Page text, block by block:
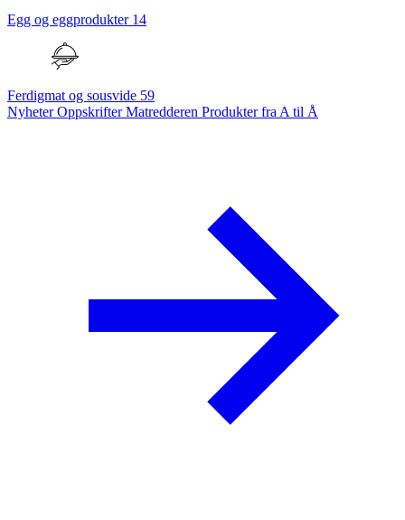
Egg og eggprodukter 14
Ferdigmat og sousvide 59
NyheterOppskrifterMatredderen Produkter fra A til Å